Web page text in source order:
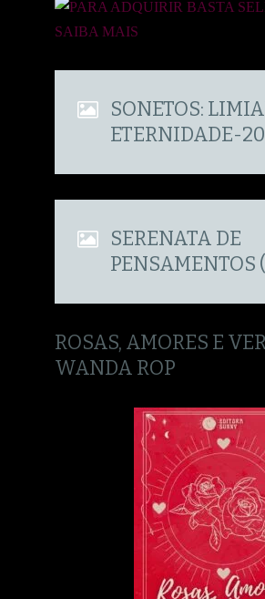
SONETOS:
ETERNIDADE-
SERENATA DE
PENSAMENTOS
ROSAS, AMORES E
WANDA ROP